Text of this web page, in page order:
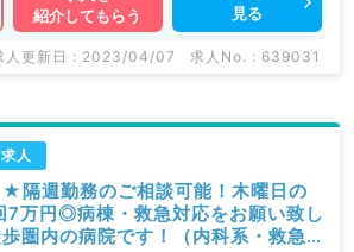
紹介してもらう
見る
人更新日 : 2023/04/07 求人No. : 639031
人
★隔週勤務のご相談可能！木曜日の
7万円◎病棟・救急対応をお願い致し
圏内の病院です！（内科系・救急科